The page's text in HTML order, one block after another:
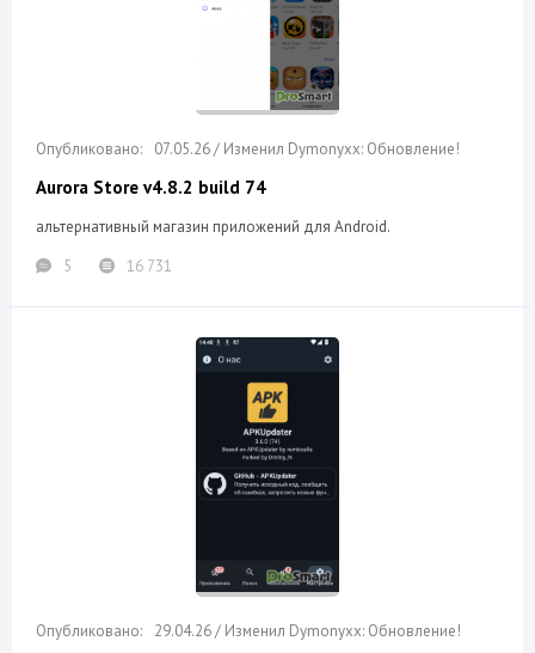
07.05.26 / Изменил Dymonyxx: Обновление!
Aurora Store v4.8.2 build 74
альтернативный магазин приложений для Android.
5
16 731
29.04.26 / Изменил Dymonyxx: Обновление!